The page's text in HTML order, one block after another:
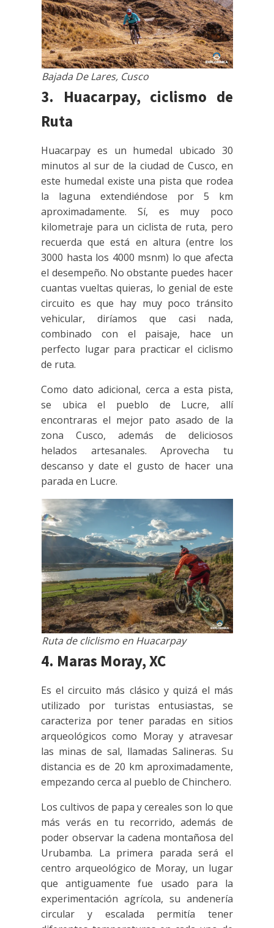
Bajada De Lares, Cusco
3. Huacarpay, ciclismo de
Ruta
Huacarpay es un humedal ubicado 30
minutos al sur de la ciudad de Cusco, en
este humedal existe una pista que rodea
la laguna extendiéndose por 5 km
aproximadamente. Sí, es muy poco
kilometraje para un ciclista de ruta, pero
recuerda que está en altura (entre los
3000 hasta los 4000 msnm) lo que afecta
el desempeño. No obstante puedes hacer
cuantas vueltas quieras, lo genial de este
circuito es que hay muy poco tránsito
vehicular, diríamos que casi nada,
combinado con el paisaje, hace un
perfecto lugar para practicar el ciclismo
de ruta.
Como dato adicional, cerca a esta pista,
se ubica el pueblo de Lucre, allí
encontraras el mejor pato asado de la
zona Cusco, además de deliciosos
helados artesanales. Aprovecha tu
descanso y date el gusto de hacer una
parada en Lucre.
Ruta de cliclismo en Huacarpay
4. Maras Moray, XC
Es el circuito más clásico y quizá el más
utilizado por turistas entusiastas, se
caracteriza por tener paradas en sitios
arqueológicos como Moray y atravesar
las minas de sal, llamadas Salineras. Su
distancia es de 20 km aproximadamente,
empezando cerca al pueblo de Chinchero.
Los cultivos de papa y cereales son lo que
más verás en tu recorrido, además de
poder observar la cadena montañosa del
Urubamba. La primera parada será el
centro arqueológico de Moray, un lugar
que antiguamente fue usado para la
experimentación agrícola, su andenería
circular y escalada permitía tener